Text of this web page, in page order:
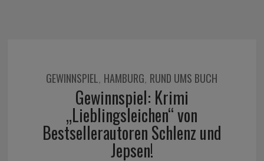
GEWINNSPIEL, HAMBURG, RUND UMS BUCH
Gewinnspiel: Krimi
„Lieblingsleichen“ von
Bestsellerautoren Schlenz und
Jepsen!